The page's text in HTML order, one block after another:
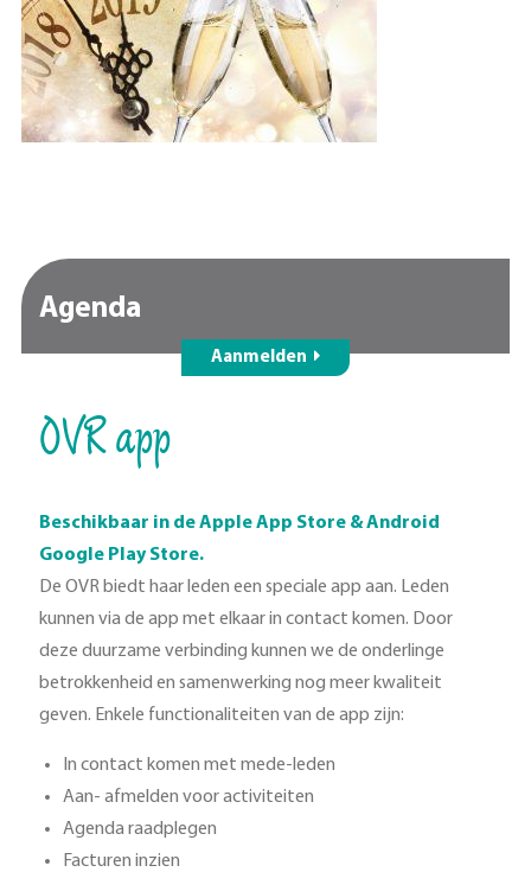
Agenda
Aanmelden
OVR app
Beschikbaar in de Apple App Store & Android
Google Play Store.
De OVR biedt haar leden een speciale app aan. Leden
kunnen via de app met elkaar in contact komen. Door
deze duurzame verbinding kunnen we de onderlinge
betrokkenheid en samenwerking nog meer kwaliteit
geven. Enkele functionaliteiten van de app zijn:
In contact komen met mede-leden
Aan- afmelden voor activiteiten
Agenda raadplegen
Facturen inzien